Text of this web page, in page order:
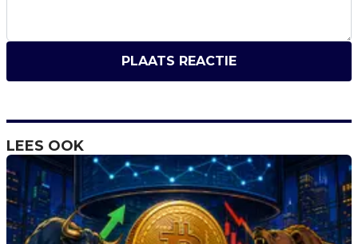
PLAATS REACTIE
LEES OOK